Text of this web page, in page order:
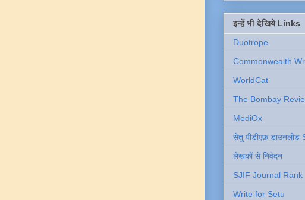
इन्हें भी देखिये Links
Duotrope
Commonwealth
WorldCat
The Bombay
MediOx
सेतु पीडीएफ़
लेखकों से निवेदन
SJIF Journal Rank
Write for Setu